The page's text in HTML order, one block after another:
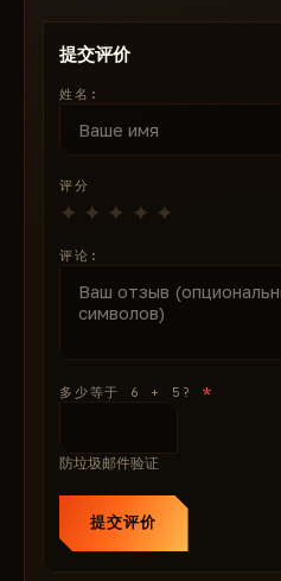
• 天然矿物 — 树木/石头
• 所有动物 — 动物
• 陷阱 — 陷阱/警报
骨骼：头部（最大伤害）、颈
🔫 无后坐力 & 散布 — 完全武
无后坐力（Risk）
散布减少
👁️ 视觉效果 — 信息无过载
科学家/机器人
方框类型 + 骨骼
可见队友 + 名称 + 距离 + 武器
（X/Y）
🌌 天空 & 光照 — 可见性控制
暮色天空 + 星空
明亮环境光 + 星星
⚙️ 其他 — QoL 与风险功能
提交评价
姓名:
评分
评论:
多少等于 6 + 5?*
防垃圾邮件验证
提交评价